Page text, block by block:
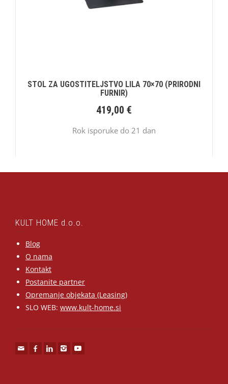
STOL ZA UGOSTITELJSTVO LILA 70×70 (PRIRODNI
FURNIR)
419,00 €
Rok isporuke do 21 dan
KULT HOME d.o.o.
Blog
O nama
Kontakt
Postanite partner
Opremanje objekata (Leasing)
SLO WEB: www.kult-home.si